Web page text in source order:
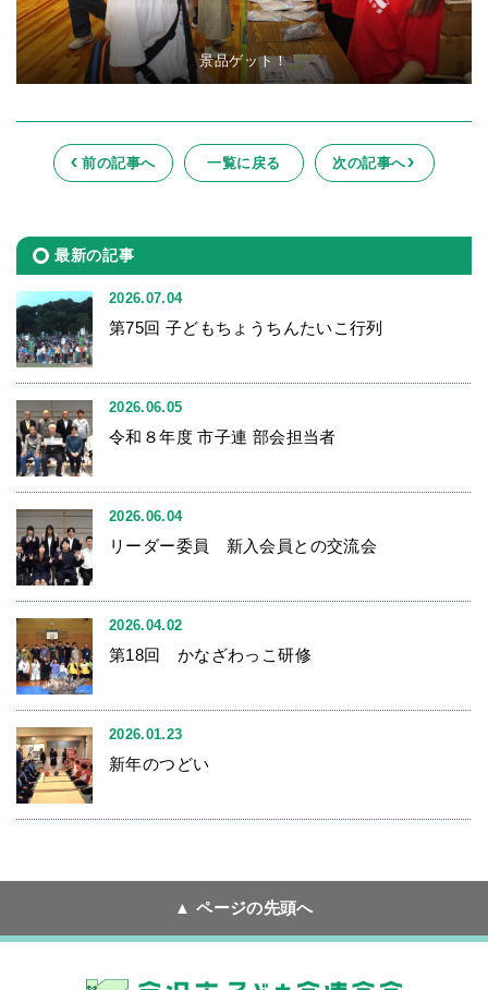
景品ゲット！
前の記事へ 一覧に戻る 次の記事へ
最新の記事
2026.07.04
第75回 子どもちょうちんたいこ行列
2026.06.05
令和８年度 市子連 部会担当者
2026.06.04
リーダー委員 新入会員との交流会
2026.04.02
第18回 かなざわっこ研修
2026.01.23
新年のつどい
ページの先頭へ